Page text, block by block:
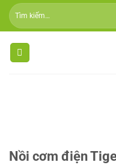
Skip
Tìm
kiếm:
Nồi cơm điện